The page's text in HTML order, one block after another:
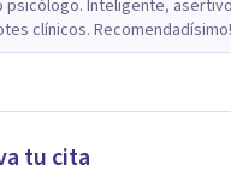
psicólogo. Inteligente,
clínicos. Recomendadísimo!
tu cita